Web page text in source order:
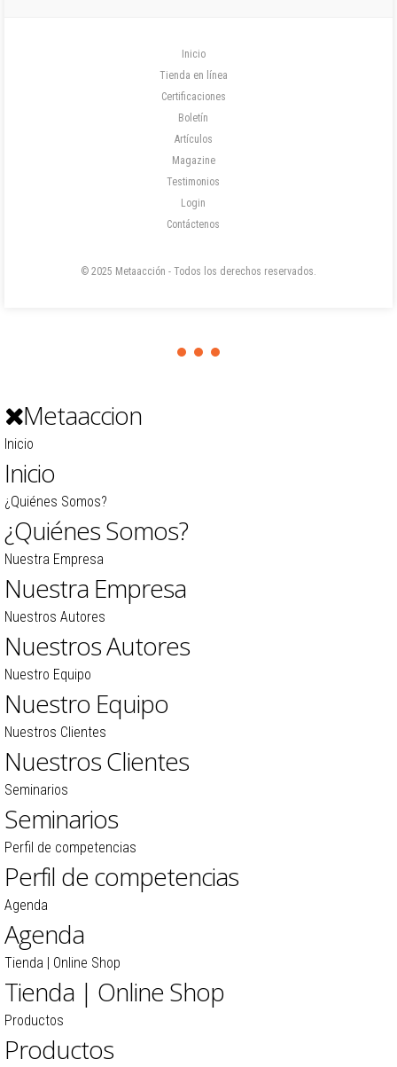
Inicio
Tienda en línea
Certificaciones
Boletín
Artículos
Magazine
Testimonios
Login
Contáctenos
© 2025 Metaacción - Todos los derechos reservados.
Metaaccion
Inicio
Inicio
¿Quiénes Somos?
¿Quiénes Somos?
Nuestra Empresa
Nuestra Empresa
Nuestros Autores
Nuestros Autores
Nuestro Equipo
Nuestro Equipo
Nuestros Clientes
Nuestros Clientes
Seminarios
Seminarios
Perfil de competencias
Perfil de competencias
Agenda
Agenda
Tienda | Online Shop
Tienda | Online Shop
Productos
Productos